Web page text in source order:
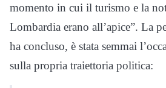
momento in cui il turismo e la
Lombardia erano all’apice”. La
ha concluso, è stata semmai
sulla propria traiettoria politica: